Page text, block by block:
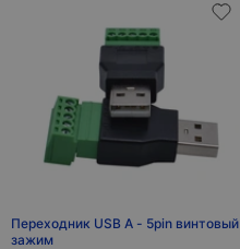
Переходник USB A - 5pin винтовый
зажим